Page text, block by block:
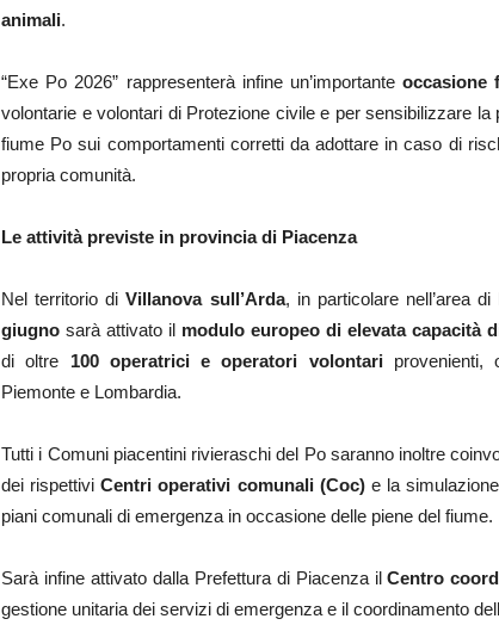
animali.
“Exe Po 2026” rappresenterà infine un’importanteoccasione
volontarie e volontari di Protezione civile e per sensibilizzare
fiume Po sui comportamenti corretti da adottare in caso di
propria comunità.
Le attività previste in provincia di Piacenza
Nel territorio diVillanova sull’Arda, in particolare nell’area
giugno sarà attivato il modulo europeo di elevata capacità
di oltre 100 operatrici e operatori volontariprovenienti,
Piemonte e Lombardia.
Tutti i Comuni piacentini rivieraschi del Po saranno inoltre
dei rispettiviCentri operativi comunali (Coc)e la
piani comunali di emergenza in occasione delle piene del fiume.
Sarà infine attivato dalla Prefettura di Piacenza ilCentro
gestione unitaria dei servizi di emergenza e il coordinamento